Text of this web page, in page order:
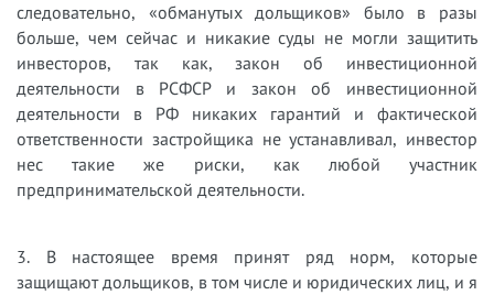
следовательно, «обманутых дольщиков» было в разы
больше, чем сейчас и никакие суды не могли защитить
инвесторов, так как, закон об инвестиционной
деятельности в РСФСР и закон об инвестиционной
деятельности в РФ никаких гарантий и фактической
ответственности застройщика не устанавливал, инвестор
нес такие же риски, как любой участник
предпринимательской деятельности.
3. В настоящее время принят ряд норм, которые
защищают дольщиков, в том числе и юридических лиц, и я